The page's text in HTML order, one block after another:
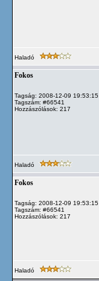
Haladó
Fokos
Tagság: 2008-12-09 19:53:15
Tagszám: #66541
Hozzászólások: 217
Haladó
Fokos
Tagság: 2008-12-09 19:53:15
Tagszám: #66541
Hozzászólások: 217
Haladó